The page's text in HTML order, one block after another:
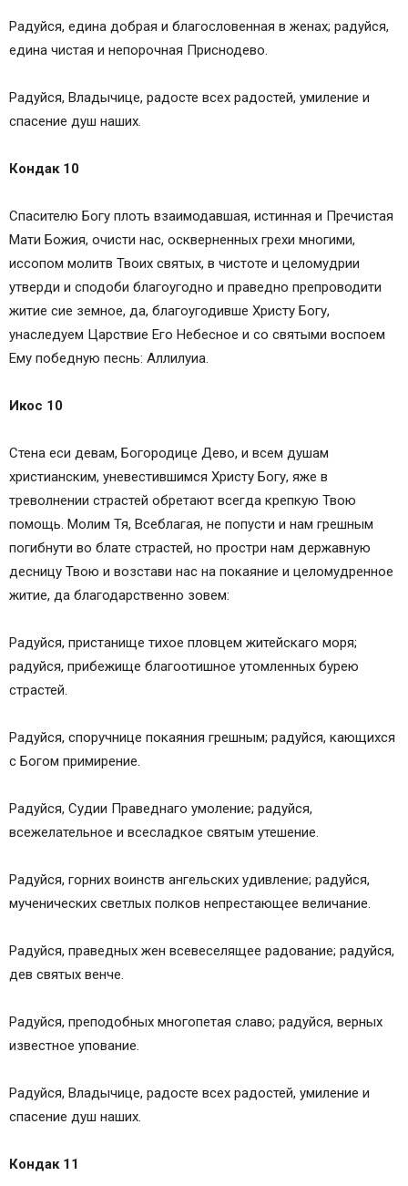
Радуйся, едина добрая и благословенная в женах; радуйся,
едина чистая и непорочная Приснодево.
Радуйся, Владычице, радосте всех радостей, умиление и
спасение душ наших.
Кондак 10
Спасителю Богу плоть взаимодавшая, истинная и Пречистая
Мати Божия, очисти нас, оскверненных грехи многими,
иссопом молитв Твоих святых, в чистоте и целомудрии
утверди и сподоби благоугодно и праведно препроводити
житие сие земное, да, благоугодивше Христу Богу,
унаследуем Царствие Его Небесное и со святыми воспоем
Ему победную песнь: Аллилуиа.
Икос 10
Стена еси девам, Богородице Дево, и всем душам
христианским, уневестившимся Христу Богу, яже в
треволнении страстей обретают всегда крепкую Твою
помощь. Молим Тя, Всеблагая, не попусти и нам грешным
погибнути во блате страстей, но простри нам державную
десницу Твою и возстави нас на покаяние и целомудренное
житие, да благодарственно зовем:
Радуйся, пристанище тихое пловцем житейскаго моря;
радуйся, прибежище благоотишное утомленных бурею
страстей.
Радуйся, споручнице покаяния грешным; радуйся, кающихся
с Богом примирение.
Радуйся, Судии Праведнаго умоление; радуйся,
всежелательное и всесладкое святым утешение.
Радуйся, горних воинств ангельских удивление; радуйся,
мученических светлых полков непрестающее величание.
Радуйся, праведных жен всевеселящее радование; радуйся,
дев святых венче.
Радуйся, преподобных многопетая славо; радуйся, верных
известное упование.
Радуйся, Владычице, радосте всех радостей, умиление и
спасение душ наших.
Кондак 11